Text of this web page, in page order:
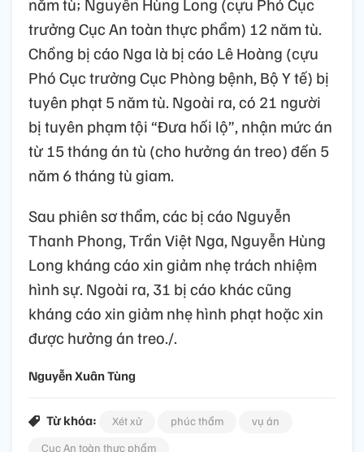
trưởng Cục An toàn thực phẩm) 12 năm tù.
Chồng bị cáo Nga là bị cáo Lê Hoàng (cựu
Phó Cục trưởng Cục Phòng bệnh, Bộ Y tế) bị
tuyên phạt 5 năm tù. Ngoài ra, có 21 người
bị tuyên phạm tội “Đưa hối lộ”, nhận mức án
từ 15 tháng án tù (cho hưởng án treo) đến 5
năm 6 tháng tù giam.
Sau phiên sơ thẩm, các bị cáo Nguyễn
Thanh Phong, Trần Việt Nga, Nguyễn Hùng
Long kháng cáo xin giảm nhẹ trách nhiệm
hình sự. Ngoài ra, 31 bị cáo khác cũng
kháng cáo xin giảm nhẹ hình phạt hoặc xin
được hưởng án treo./.
Nguyễn Xuân Tùng
Từ khóa: Xét xử phúc thẩm
vụ án
Cục An toàn thực phẩm